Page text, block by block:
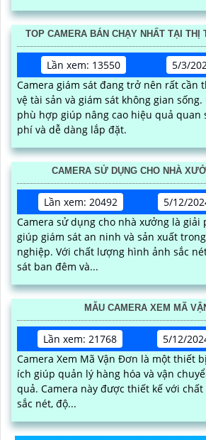
TOP CAMERA BÁN CHẠY NHẤT TẠI THỊ
Lần xem: 13550
5/3/
Camera giám sát đang trở nên rất cần
vệ tài sản và giám sát không gian sống. Lựa chọn camera
phù hợp giúp nâng cao hiệu quả quan
phí và dễ dàng lắp đặt.
CAMERA SỬ DỤNG CHO NHÀ
Lần xem: 20492
5/12/
Camera sử dụng cho nhà xưởng là giải
giúp giám sát an ninh và sản xuất
nghiệp. Với chất lượng hình ảnh sắc nét, khả năng quan
sát ban đêm và...
MẪU CAMERA XEM MÃ
Lần xem: 21768
5/12/
Camera Xem Mã Vận Đơn là một thiết
ích giúp quản lý hàng hóa và vận
quả. Camera này được thiết kế với chất lượng hình ảnh
sắc nét, độ...